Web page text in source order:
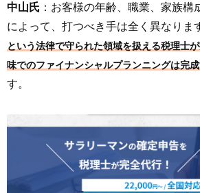
中山氏 ：お客様の年齢、職業、家族構
によって、打つべき手は全く異なりま
という法律で守られた領域を扱える税理士
味でのファイナンシャルプランニングは完
す。